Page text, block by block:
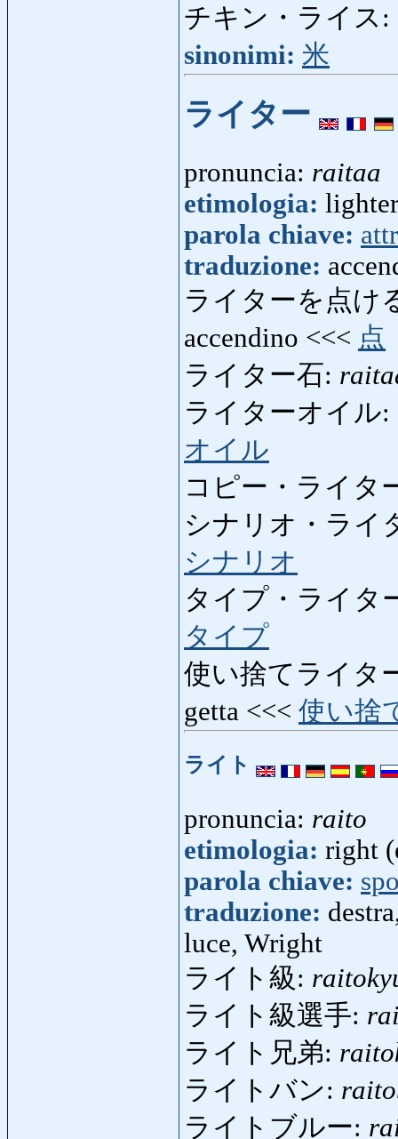
チキン・ライス:
sinonimi: 米
ライター
pronuncia: raitaa
etimologia:
parola chiave:
traduzione:
ライターを点け
accendino <<< 点
ライター石:
ライターオイル:
オイル
コピー・ライタ
シナリオ・ライ
シナリオ
タイプ・ライタ
タイプ
使い捨てライタ
getta <<< 使い捨
ライト
pronuncia: raito
etimologia: right
parola chiave:
traduzione:
luce, Wright
ライト級:
ライト級選手:
ライト兄弟:
ライトバン:
ライトブルー: